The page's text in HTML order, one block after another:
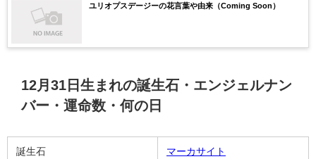
ユリオプスデージーの花言葉や由来（Coming Soon）
12月31日生まれの誕生石・エンジェルナン
バー・運命数・何の日
誕生石 マーカサイト